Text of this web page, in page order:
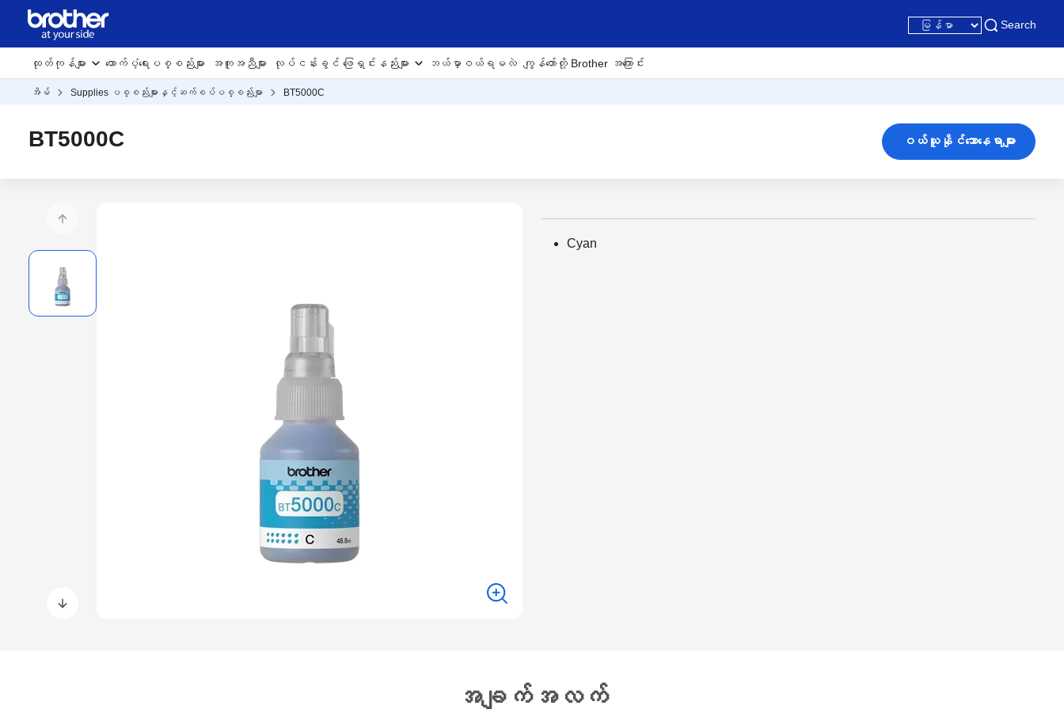
Search
ထုတ်ကုန်များ ထောက်ပံ့ရေးပစ္စည်းများ အကူအညီများ လုပ်ငန်းခွင် ဖြေရှင်းနည်းများ ဘယ်မှာဝယ်ရမလဲ ကျွန်တော်တို့ Brother အကြောင်း
အိမ် Supplies ပစ္စည်းများနှင့်ဆက်စပ်ပစ္စည်းမျာ BT5000C
BT5000C ဝယ်ယူနိုင်သောနေရာများ
Cyan
အချက်အလက်